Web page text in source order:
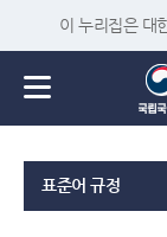
이 누리집은 대
표준어 규정